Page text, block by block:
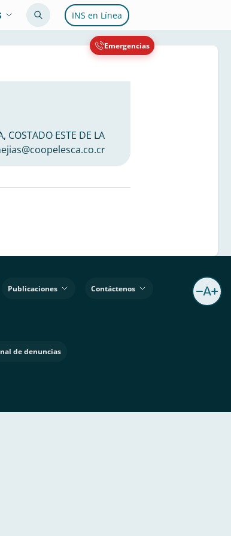
INS en Línea
Emergencias
ESTE DE LA
Publicaciones Contáctenos
de denuncias